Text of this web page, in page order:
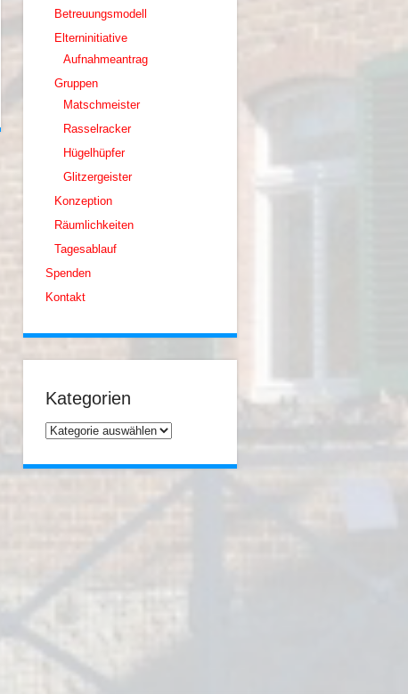
Betreuungsmodell
Elterninitiative
Aufnahmeantrag
Gruppen
Matschmeister
Rasselracker
Hügelhüpfer
Glitzergeister
Konzeption
Räumlichkeiten
Tagesablauf
Spenden
Kontakt
Kategorien
Kategorien